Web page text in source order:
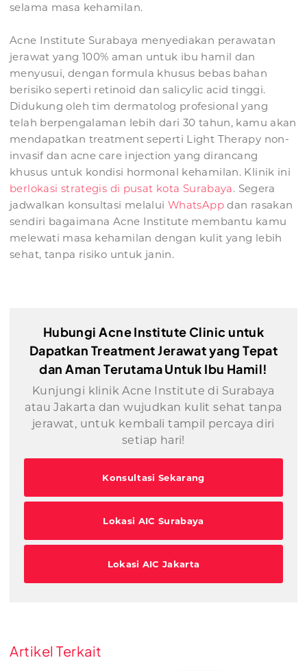
selama masa kehamilan.
Acne Institute Surabaya menyediakan perawatan
jerawat yang 100% aman untuk ibu hamil dan
menyusui, dengan formula khusus bebas bahan
berisiko seperti retinoid dan salicylic acid tinggi.
Didukung oleh tim dermatolog profesional yang
telah berpengalaman lebih dari 30 tahun, kamu akan
mendapatkan treatment seperti Light Therapy non-
invasif dan acne care injection yang dirancang
khusus untuk kondisi hormonal kehamilan. Klinik ini
berlokasi strategis di pusat kota Surabaya. Segera
jadwalkan konsultasi melalui WhatsAppdan rasakan
sendiri bagaimana Acne Institute membantu kamu
melewati masa kehamilan dengan kulit yang lebih
sehat, tanpa risiko untuk janin.
Hubungi Acne Institute Clinic untuk
Dapatkan Treatment Jerawat yang Tepat
dan Aman Terutama Untuk Ibu Hamil!
Kunjungi klinik Acne Institute di Surabaya
atau Jakarta dan wujudkan kulit sehat tanpa
jerawat, untuk kembali tampil percaya diri
setiap hari!
Konsultasi Sekarang
Lokasi AIC Surabaya
Lokasi AIC Jakarta
Artikel Terkait